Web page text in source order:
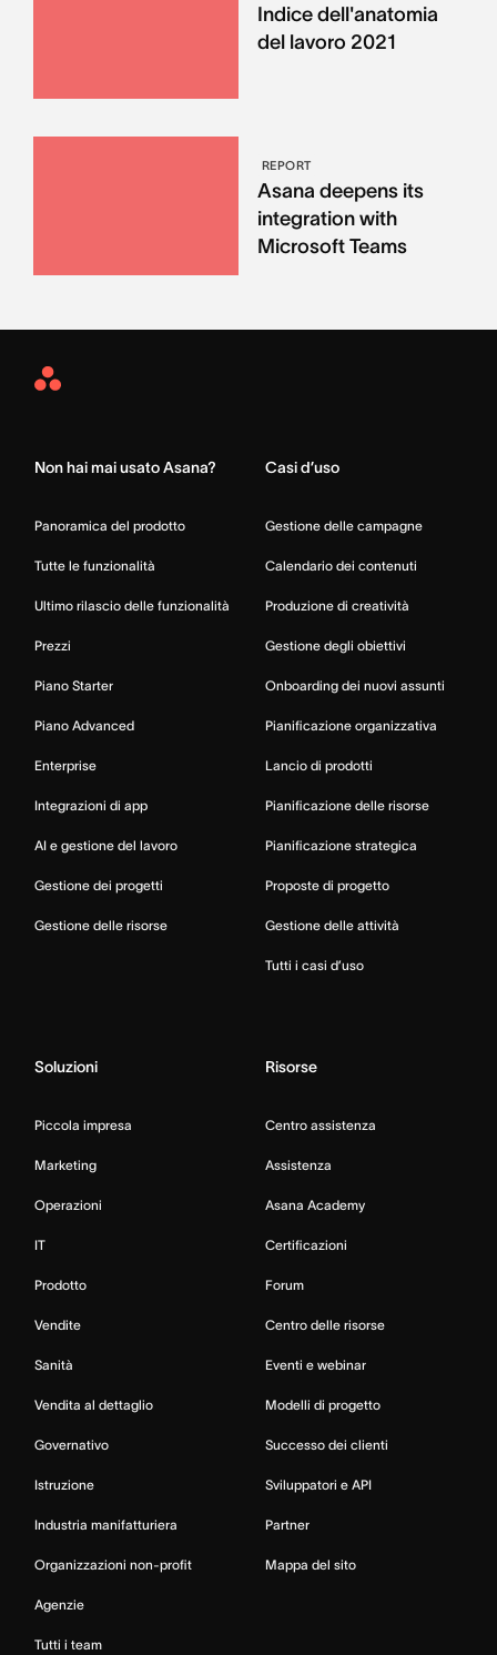
Indice dell'anatomia
del lavoro 2021
REPORT
Asana deepens its
integration with
Microsoft Teams
Asana
Non hai mai usato Asana?
Panoramica del prodotto
Tutte le funzionalità
Ultimo rilascio delle funzionalità
Prezzi
Piano Starter
Piano Advanced
Enterprise
Integrazioni di app
AI e gestione del lavoro
Gestione dei progetti
Gestione delle risorse
Casi d’uso
Gestione delle campagne
Calendario dei contenuti
Produzione di creatività
Gestione degli obiettivi
Onboarding dei nuovi assunti
Pianificazione organizzativa
Lancio di prodotti
Pianificazione delle risorse
Pianificazione strategica
Proposte di progetto
Gestione delle attività
Tutti i casi d’uso
Soluzioni
Piccola impresa
Marketing
Operazioni
IT
Prodotto
Vendite
Sanità
Vendita al dettaglio
Governativo
Istruzione
Industria manifatturiera
Organizzazioni non-profit
Agenzie
Tutti i team
Risorse
Centro assistenza
Assistenza
Asana Academy
Certificazioni
Forum
Centro delle risorse
Eventi e webinar
Modelli di progetto
Successo dei clienti
Sviluppatori e API
Partner
Mappa del sito